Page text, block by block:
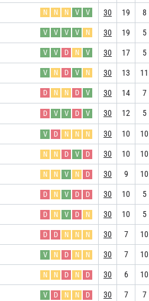
N N N V V 30 19 8
V V V V N 30 19 5
V V D N V 30 17 5
V N D V N 30 13 11
D N N D V 30 14 7
D V V D V 30 12 5
V D N N N 30 10 10
N N D V D 30 10 10
N N V N D 30 9 10
D N V D D 30 10 5
D N V D N 30 10 5
D D N N N 30 7 10
V N D N N 30 7 10
N N D N D 30 6 10
V D N N D 30 7 7